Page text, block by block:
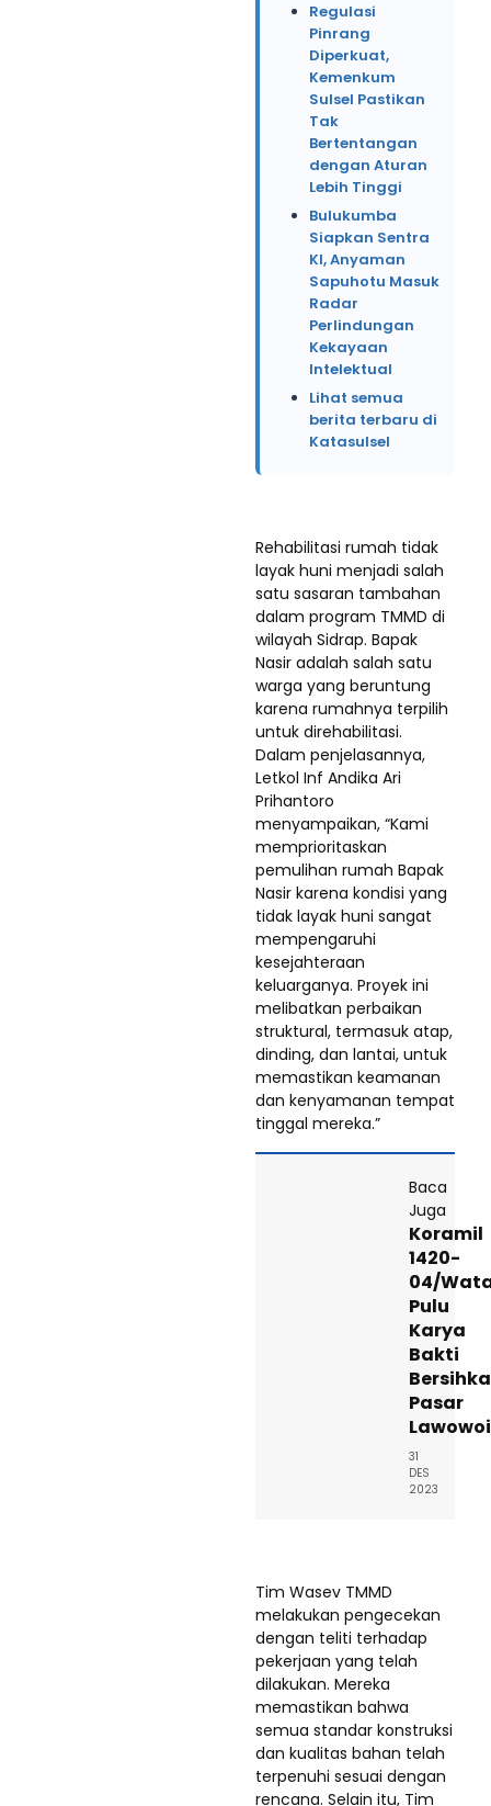
Regulasi
Pinrang
Diperkuat,
Kemenkum
Sulsel Pastikan
Tak
Bertentangan
dengan Aturan
Lebih Tinggi
Bulukumba
Siapkan Sentra
KI, Anyaman
Sapuhotu Masuk
Radar
Perlindungan
Kekayaan
Intelektual
Lihat semua
berita terbaru di
Katasulsel
Rehabilitasi rumah tidak
layak huni menjadi salah
satu sasaran tambahan
dalam program TMMD di
wilayah Sidrap. Bapak
Nasir adalah salah satu
warga yang beruntung
karena rumahnya terpilih
untuk direhabilitasi.
Dalam penjelasannya,
Letkol Inf Andika Ari
Prihantoro
menyampaikan, “Kami
memprioritaskan
pemulihan rumah Bapak
Nasir karena kondisi yang
tidak layak huni sangat
mempengaruhi
kesejahteraan
keluarganya. Proyek ini
melibatkan perbaikan
struktural, termasuk atap,
dinding, dan lantai, untuk
memastikan keamanan
dan kenyamanan tempat
tinggal mereka.”
Baca
Juga
Koramil
1420-
04/
Pulu
Karya
Bakti
Pasar
Lawowoi
31
DES
2023
Tim Wasev TMMD
melakukan pengecekan
dengan teliti terhadap
pekerjaan yang telah
dilakukan. Mereka
memastikan bahwa
semua standar konstruksi
dan kualitas bahan telah
terpenuhi sesuai dengan
rencana. Selain itu, Tim